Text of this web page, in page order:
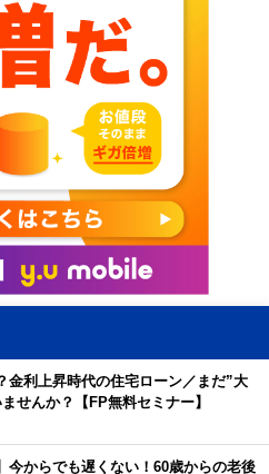
金利上昇時代の住宅ローン／まだ”大
せんか？【FP無料セミナー】
今からでも遅くない！60歳からの老後